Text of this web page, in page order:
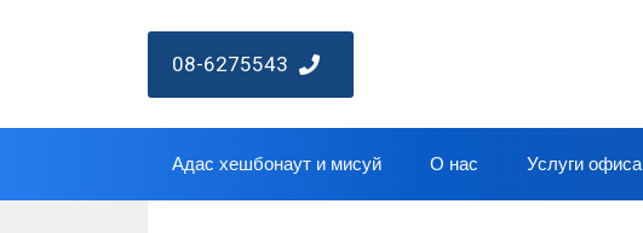
08-6275543
Адас хешбонаут и мисуй О нас Услуги офиса